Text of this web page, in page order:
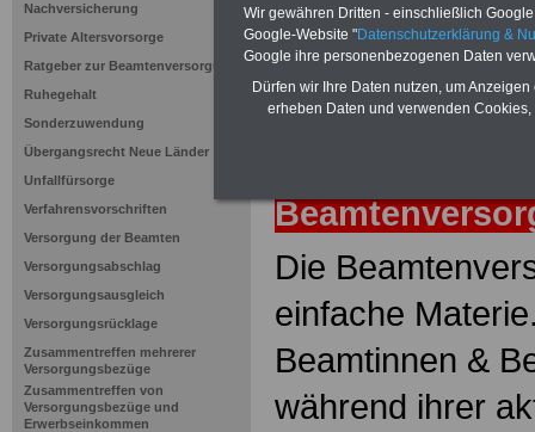
Nachversicherung
Private Altersvorsorge
Ratgeber zur Beamtenversorgung
Ruhegehalt
Sonderzuwendung
Übergangsrecht Neue Länder
Unfallfürsorge
Verfahrensvorschriften
Versorgung der Beamten
Versorgungsabschlag
Versorgungsausgleich
Versorgungsrücklage
Zusammentreffen mehrerer
Versorgungsbezüge
Zusammentreffen von
Versorgungsbezüge und
Erwerbseinkommen
Die
einfache
Beamtinnen &
während ihrer
Wir gewähren Dritten - einschließlich
Google-Website "Datenschutzerklärung &
Google ihre personenbezogenen Daten
Dürfen wir Ihre Daten nutzen, um
erheben Daten und verwenden